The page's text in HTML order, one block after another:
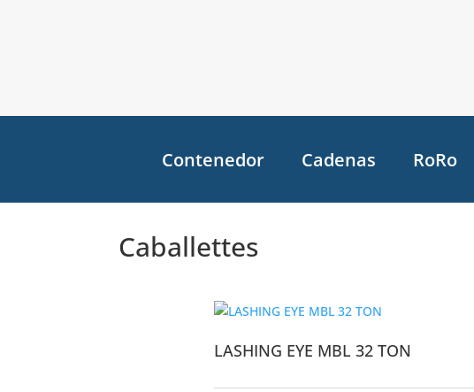
Contenedor Cadenas RoRo
Caballettes
LASHING EYE MBL 32 TON